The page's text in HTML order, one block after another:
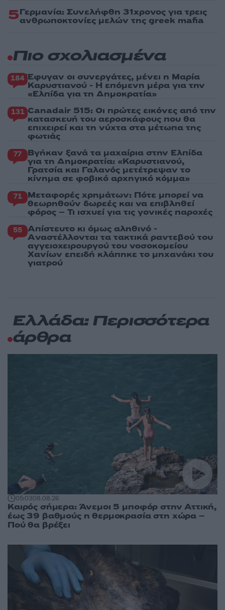
5Γερμανία: Συνελήφθη 31χρονος για τρεις
ανθρωποκτονίες μελών της greek mafia
Πιο σχολιασμένα
184 Έφυγαν οι συνεργάτες, μένει η Μαρία
Καρυστιανού - Η επόμενη μέρα για την
«Ελπίδα για τη Δημοκρατία»
131 Canadair 515: Οι πρώτες εικόνες από την
κατασκευή του αεροσκάφους που θα
επιχειρεί και τη νύχτα στα μέτωπα της
φωτιάς
77 Βγήκαν ξανά τα μαχαίρια στην Ελπίδα
για τη Δημοκρατία: «Καρυστιανού,
Γρατσία και Γαλανός μετέτρεψαν το
κίνημα σε φοβικό αρχηγικό κόμμα»
71 Μεταφορές χρημάτων: Πότε μπορεί να
θεωρηθούν δωρεές και να επιβληθεί
φόρος – Τι ισχυεί για τις γονικές παροχές
55 Απίστευτο κι όμως αληθινό -
Aναστέλλονται τα τακτικά ραντεβού του
αγγειοχειρουργού του νοσοκομείου
Χανίων επειδή κλάπηκε το μηχανάκι του
γιατρού
Ελλάδα: Περισσότερα
άρθρα
05:0308.08.26
Καιρός σήμερα: Άνεμοι 5 μποφόρ στην Αττική,
έως 39 βαθμούς η θερμοκρασία στη χώρα –
Πού θα βρέξει